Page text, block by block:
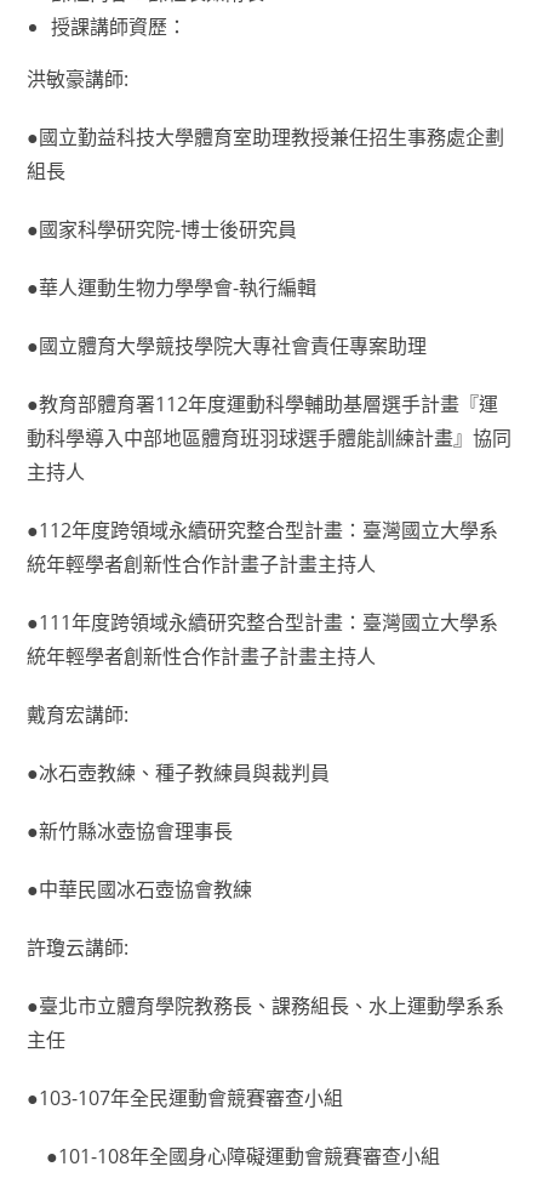
授課講師資歷：
洪敏豪講師:
●國立勤益科技大學體育室助理教授兼任招生事務處企劃
組長
●國家科學研究院-博士後研究員
●華人運動生物力學學會-執行編輯
●國立體育大學競技學院大專社會責任專案助理
●教育部體育署112年度運動科學輔助基層選手計畫『運
動科學導入中部地區體育班羽球選手體能訓練計畫』協同
主持人
●112年度跨領域永續研究整合型計畫：臺灣國立大學系
統年輕學者創新性合作計畫子計畫主持人
●111年度跨領域永續研究整合型計畫：臺灣國立大學系
統年輕學者創新性合作計畫子計畫主持人
戴育宏講師:
●冰石壺教練、種子教練員與裁判員
●新竹縣冰壺協會理事長
●中華民國冰石壺協會教練
許瓊云講師:
●臺北市立體育學院教務長、課務組長、水上運動學系系
主任
●103-107年全民運動會競賽審查小組
●101-108年全國身心障礙運動會競賽審查小組